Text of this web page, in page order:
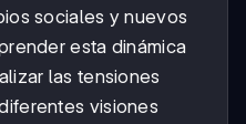
sociales y nuevos
esta dinámica
las tensiones
visiones